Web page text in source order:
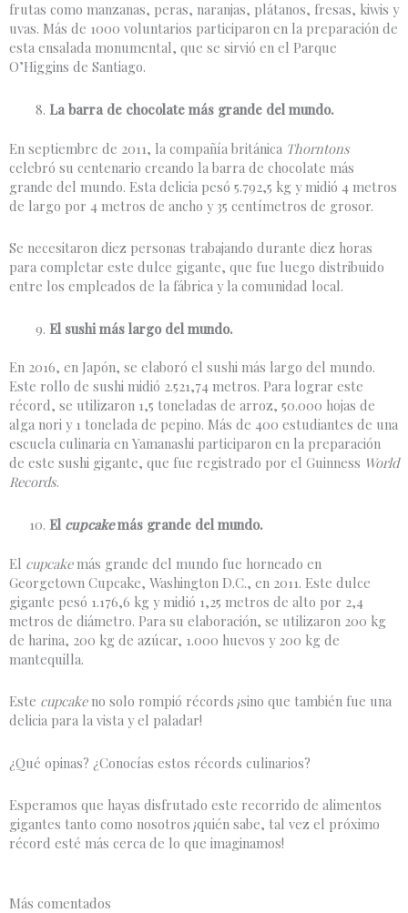
frutas como manzanas, peras, naranjas, plátanos, fresas, kiwis y
uvas. Más de 1000 voluntarios participaron en la preparación de
esta ensalada monumental, que se sirvió en el Parque
O’Higgins de Santiago.
La barra de chocolate más grande del mundo.
En septiembre de 2011, la compañía británica Thorntons
celebró su centenario creando la barra de chocolate más
grande del mundo. Esta delicia pesó 5.792,5 kg y midió 4 metros
de largo por 4 metros de ancho y 35 centímetros de grosor.
Se necesitaron diez personas trabajando durante diez horas
para completar este dulce gigante, que fue luego distribuido
entre los empleados de la fábrica y la comunidad local.
El sushi más largo del mundo.
En 2016, en Japón, se elaboró el sushi más largo del mundo.
Este rollo de sushi midió 2.521,74 metros. Para lograr este
récord, se utilizaron 1,5 toneladas de arroz, 50.000 hojas de
alga nori y 1 tonelada de pepino. Más de 400 estudiantes de una
escuela culinaria en Yamanashi participaron en la preparación
de este sushi gigante, que fue registrado por el Guinness World
Records.
El cupcakemás grande del mundo.
El cupcakemás grande del mundo fue horneado en
Georgetown Cupcake, Washington D.C., en 2011. Este dulce
gigante pesó 1.176,6 kg y midió 1,25 metros de alto por 2,4
metros de diámetro. Para su elaboración, se utilizaron 200 kg
de harina, 200 kg de azúcar, 1.000 huevos y 200 kg de
mantequilla.
Este cupcakeno solo rompió récords ¡sino que también fue una
delicia para la vista y el paladar!
¿Qué opinas? ¿Conocías estos récords culinarios?
Esperamos que hayas disfrutado este recorrido de alimentos
gigantes tanto como nosotros ¡quién sabe, tal vez el próximo
récord esté más cerca de lo que imaginamos!
Más comentados